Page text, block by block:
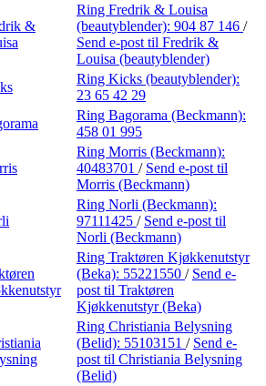
&
Ring Fredrik & Louisa
(beautyblender): 904 87 146 /
Send e-post til Fredrik &
Louisa (beautyblender)
Ring Kicks (beautyblender):
23 65 42 29
Ring Bagorama (Beckmann):
458 01 995
Ring Morris (Beckmann):
40483701 / Send e-post til
Morris (Beckmann)
Ring Norli (Beckmann):
97111425 / Send e-post til
Norli (Beckmann)
Ring Traktøren Kjøkkenutstyr
(Beka): 55221550 / Send e-
post til Traktøren
Kjøkkenutstyr (Beka)
Ring Christiania Belysning
(Belid): 55103151 / Send e-
post til Christiania Belysning
(Belid)